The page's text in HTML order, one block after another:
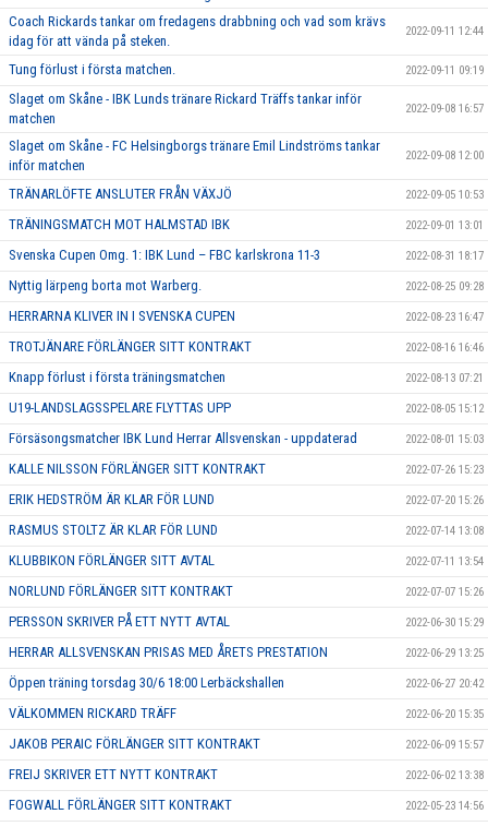
Coach Rickards tankar om fredagens drabbning och vad som krävs
idag för att vända på steken.
2022-09-11 12:44
Tung förlust i första matchen. 2022-09-11 09:19
Slaget om Skåne - IBK Lunds tränare Rickard Träffs tankar inför
matchen
2022-09-08 16:57
Slaget om Skåne - FC Helsingborgs tränare Emil Lindströms tankar
inför matchen
2022-09-08 12:00
TRÄNARLÖFTE ANSLUTER FRÅN VÄXJÖ 2022-09-05 10:53
TRÄNINGSMATCH MOT HALMSTAD IBK 2022-09-01 13:01
Svenska Cupen Omg. 1: IBK Lund – FBC karlskrona 11-3 2022-08-31 18:17
Nyttig lärpeng borta mot Warberg. 2022-08-25 09:28
HERRARNA KLIVER IN I SVENSKA CUPEN 2022-08-23 16:47
TROTJÄNARE FÖRLÄNGER SITT KONTRAKT 2022-08-16 16:46
Knapp förlust i första träningsmatchen 2022-08-13 07:21
U19-LANDSLAGSSPELARE FLYTTAS UPP 2022-08-05 15:12
Försäsongsmatcher IBK Lund Herrar Allsvenskan - uppdaterad 2022-08-01 15:03
KALLE NILSSON FÖRLÄNGER SITT KONTRAKT 2022-07-26 15:23
ERIK HEDSTRÖM ÄR KLAR FÖR LUND 2022-07-20 15:26
RASMUS STOLTZ ÄR KLAR FÖR LUND 2022-07-14 13:08
KLUBBIKON FÖRLÄNGER SITT AVTAL 2022-07-11 13:54
NORLUND FÖRLÄNGER SITT KONTRAKT 2022-07-07 15:26
PERSSON SKRIVER PÅ ETT NYTT AVTAL 2022-06-30 15:29
HERRAR ALLSVENSKAN PRISAS MED ÅRETS PRESTATION 2022-06-29 13:25
Öppen träning torsdag 30/6 18:00 Lerbäckshallen 2022-06-27 20:42
VÄLKOMMEN RICKARD TRÄFF 2022-06-20 15:35
JAKOB PERAIC FÖRLÄNGER SITT KONTRAKT 2022-06-09 15:57
FREIJ SKRIVER ETT NYTT KONTRAKT 2022-06-02 13:38
FOGWALL FÖRLÄNGER SITT KONTRAKT 2022-05-23 14:56